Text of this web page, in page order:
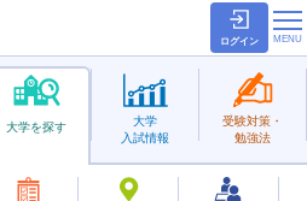
ログイン
大学を探す
大学
入試情報
受験対策・
勉強法